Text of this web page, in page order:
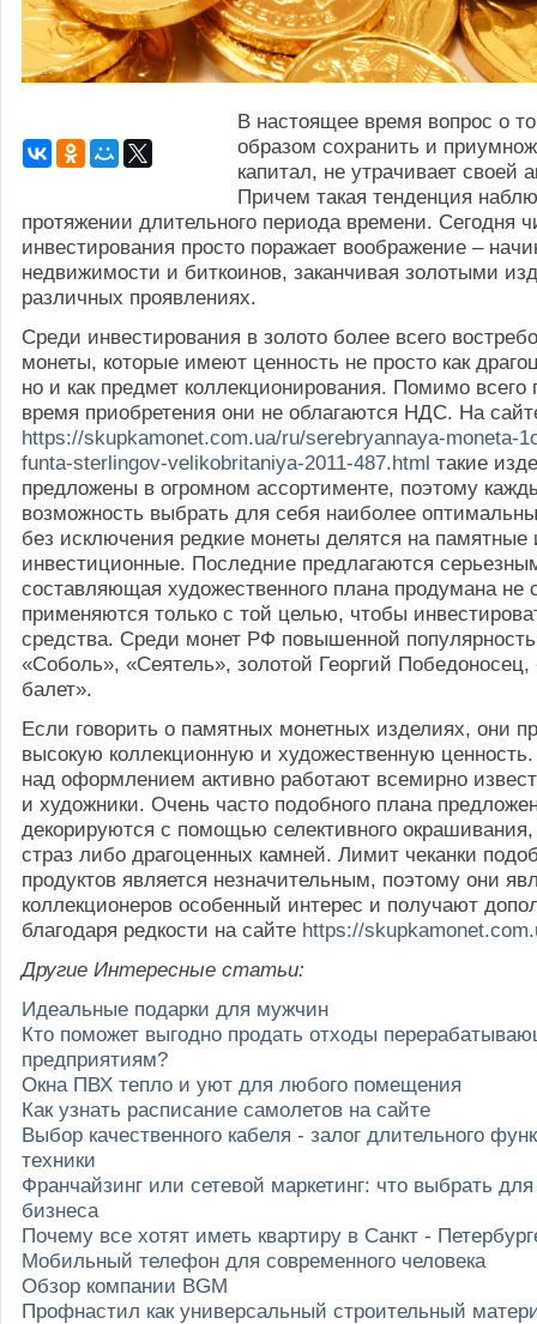
В настоящее время вопрос о
образом сохранить и
капитал, не утрачивает своей
Причем такая тенденция
протяжении длительного периода времени. Сегодня
инвестирования просто поражает воображение –
недвижимости и биткоинов, заканчивая золотыми
различных проявлениях.
Среди инвестирования в золото более всего
монеты, которые имеют ценность не просто как
но и как предмет коллекционирования. Помимо всего
время приобретения они не облагаются НДС. На
https://skupkamonet.com.ua/ru/serebryannaya-moneta-
funta-sterlingov-velikobritaniya-2011-487.html такие
предложены в огромном ассортименте, поэтому
возможность выбрать для себя наиболее
без исключения редкие монеты делятся на памятные
инвестиционные. Последние предлагаются
составляющая художественного плана продумана
применяются только с той целью, чтобы
средства. Среди монет РФ повышенной
«Соболь», «Сеятель», золотой Георгий Победоносец,
балет».
Если говорить о памятных монетных изделиях, они
высокую коллекционную и художественную
над оформлением активно работают всемирно
и художники. Очень часто подобного плана
декорируются с помощью селективного окрашивания,
страз либо драгоценных камней. Лимит чеканки
продуктов является незначительным, поэтому они
коллекционеров особенный интерес и получают
благодаря редкости на сайте https://
Другие Интересные статьи:
Идеальные подарки для мужчин
Кто поможет выгодно продать отходы
предприятиям?
Окна ПВХ тепло и уют для любого помещения
Как узнать расписание самолетов на сайте
Выбор качественного кабеля - залог длительного
техники
Франчайзинг или сетевой маркетинг: что выбрать
бизнеса
Почему все хотят иметь квартиру в Санкт -
Мобильный телефон для современного человека
Обзор компании BGM
Профнастил как универсальный строительный